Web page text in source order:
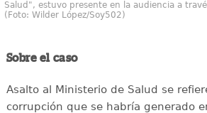
Salud", estuvo presente en la audiencia a
(Foto: Wilder López/Soy502)
Sobre el caso
Asalto al Ministerio de Salud se
corrupción que se habría generado